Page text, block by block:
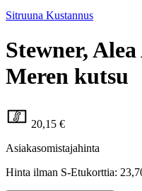
Sitruuna Kustannus
Stewner,
Meren kutsu
20,15 €
Asiakasomistajahinta
Hinta ilman S-Etukorttia: